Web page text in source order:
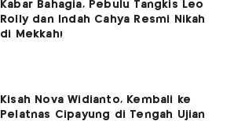
Kabar Bahagia, Pebulu Tangkis Leo
Rolly dan Indah Cahya Resmi Nikah
di Mekkah!
Kisah Nova Widianto, Kembali ke
Pelatnas Cipayung di Tengah Ujian